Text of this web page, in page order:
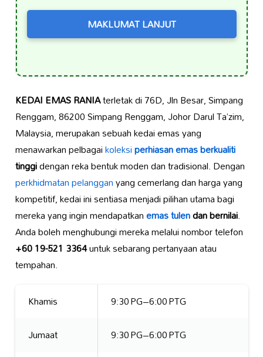
MAKLUMAT LANJUT
KEDAI EMAS RANIAterletak di 76D, Jln Besar, Simpang
Renggam, 86200 Simpang Renggam, Johor Darul Ta’zim,
Malaysia, merupakan sebuah kedai emas yang
menawarkan pelbagaikoleksiperhiasan emas berkualiti
tinggidengan reka bentuk moden dan tradisional. Dengan
perkhidmatan pelangganyang cemerlang dan harga yang
kompetitif, kedai ini sentiasa menjadi pilihan utama bagi
mereka yang ingin mendapatkanemas tulendan bernilai.
Anda boleh menghubungi mereka melalui nombor telefon
+60 19-521 3364untuk sebarang pertanyaan atau
tempahan.
Khamis
9:30 PG–6:00 PTG
Jumaat
9:30 PG–6:00 PTG